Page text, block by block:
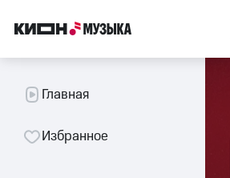
Главная
Избранное